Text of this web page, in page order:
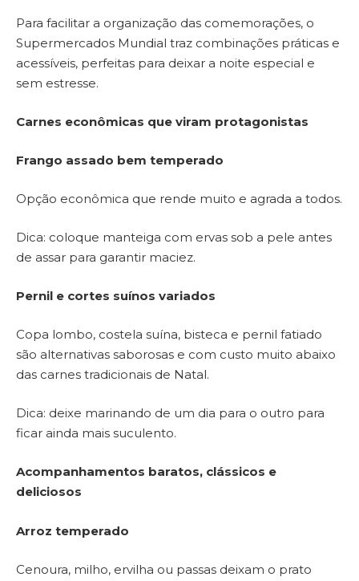
Para facilitar a organização das comemorações, o
Supermercados Mundial traz combinações práticas e
acessíveis, perfeitas para deixar a noite especial e
sem estresse.
Carnes econômicas que viram protagonistas
Frango assado bem temperado
Opção econômica que rende muito e agrada a todos.
Dica: coloque manteiga com ervas sob a pele antes
de assar para garantir maciez.
Pernil e cortes suínos variados
Copa lombo, costela suína, bisteca e pernil fatiado
são alternativas saborosas e com custo muito abaixo
das carnes tradicionais de Natal.
Dica: deixe marinando de um dia para o outro para
ficar ainda mais suculento.
Acompanhamentos baratos, clássicos e
deliciosos
Arroz temperado
Cenoura, milho, ervilha ou passas deixam o prato